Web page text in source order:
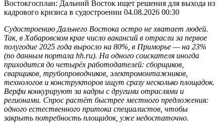
Востокгосплан: Дальний Восток ищет решения для выхода из
кадрового кризиса в судостроении 04.08.2026 00:30
Судостроению Дальнего Востока остро не хватает людей.
Так, в Хабаровском крае число вакансий в отрасли за первое
полугодие 2025 года выросло на 80%, в Приморье — на 23%
(по данным портала hh.ru). На одного соискателя иногда
приходится до четырёх работодателей: сборщиков,
сварщиков, трубопроводчиков, электромонтажников,
технологов и конструкторов ищут сразу несколько площадок.
Верфи конкурируют за кадры с другими отраслями и
регионами. Спрос растёт быстрее местного предложения:
одного естественного притока специалистов, чтобы
закрыть потребность площадок, уже недостаточно.